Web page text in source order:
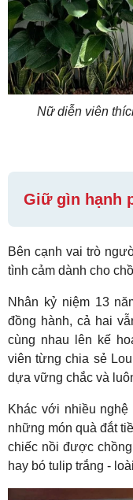
Nữ diễn viên
Giữ gìn hạnh
Bên cạnh vai trò
tình cảm dành cho
Nhân kỷ niệm 13
đồng hành, cả hai
cùng nhau lên kế
viên từng chia sẻ
dựa vững chắc và
Khác với nhiều
những món quà đắt
chiếc nồi được
hay bó tulip trắng -